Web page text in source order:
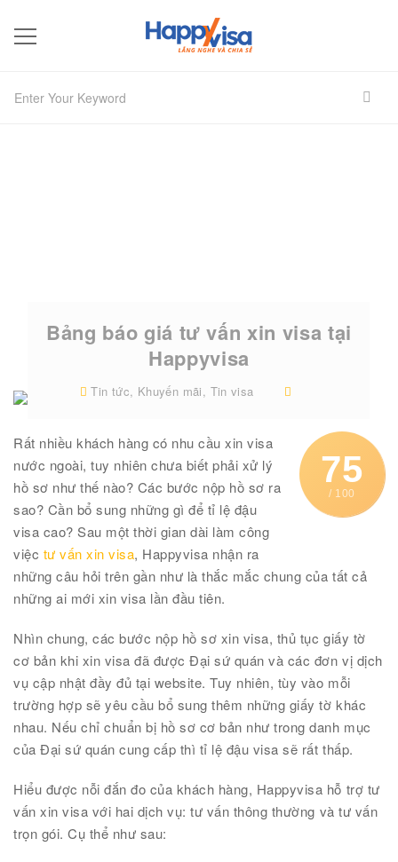
Bảng báo giá tư vấn xin visa tại
Happyvisa
Tin tức, Khuyến mãi, Tin visa
75
/ 100
Rất nhiều khách hàng có nhu cầu xin visa
nước ngoài, tuy nhiên chưa biết phải xử lý
hồ sơ như thế nào? Các bước nộp hồ sơ ra
sao? Cần bổ sung những gì để tỉ lệ đậu
visa cao? Sau một thời gian dài làm công
việc tư vấn xin visa, Happyvisa nhận ra
những câu hỏi trên gần như là thắc mắc chung của tất cả
những ai mới xin visa lần đầu tiên.
Nhìn chung, các bước nộp hồ sơ xin visa, thủ tục giấy tờ
cơ bản khi xin visa đã được Đại sứ quán và các đơn vị dịch
vụ cập nhật đầy đủ tại website. Tuy nhiên, tùy vào mỗi
trường hợp sẽ yêu cầu bổ sung thêm những giấy tờ khác
nhau. Nếu chỉ chuẩn bị hồ sơ cơ bản như trong danh mục
của Đại sứ quán cung cấp thì tỉ lệ đậu visa sẽ rất thấp.
Hiểu được nỗi đắn đo của khách hàng, Happyvisa hỗ trợ tư
vấn xin visa với hai dịch vụ: tư vấn thông thường và tư vấn
trọn gói. Cụ thể như sau: